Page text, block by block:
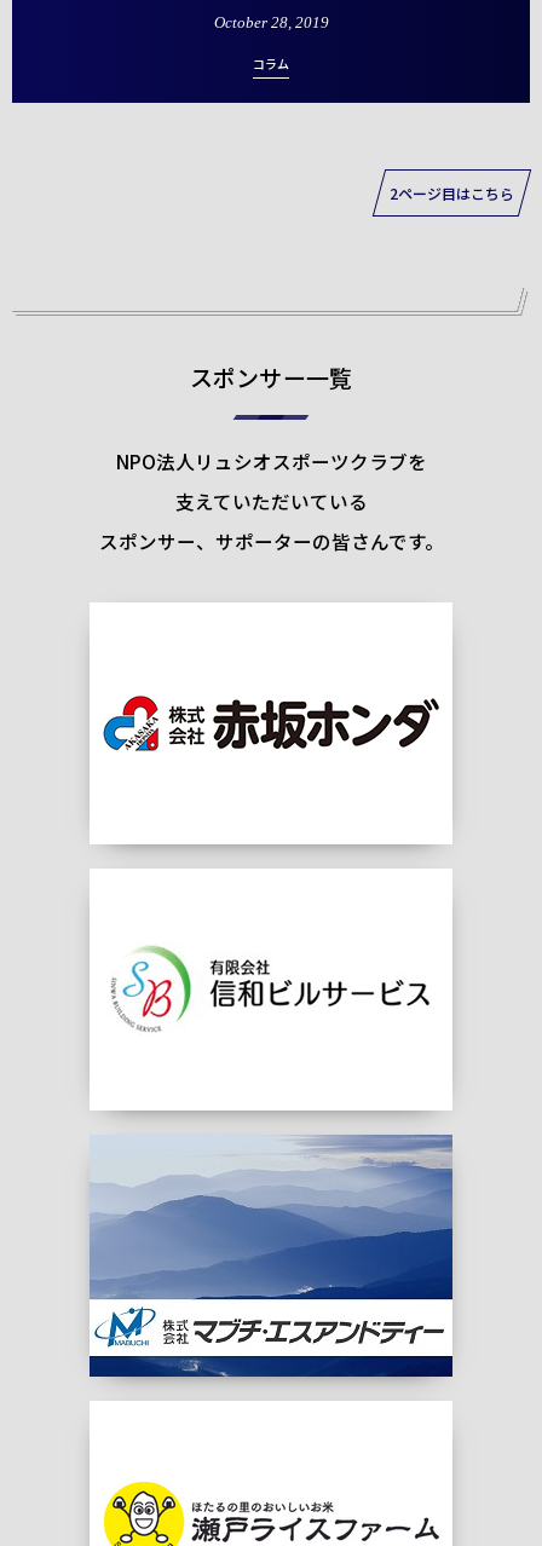
October 28, 2019
コラム
2ページ目はこちら
スポンサー一覧
NPO法人リュシオスポーツクラブを
支えていただいている
スポンサー、サポーターの皆さんです。